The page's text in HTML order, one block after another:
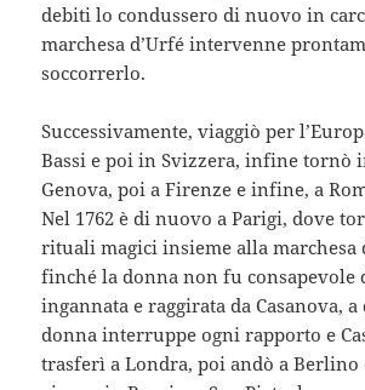
debiti lo condussero di nuovo in
marchesa d’Urfé intervenne
soccorrerlo.
Successivamente, viaggiò per
Bassi e poi in Svizzera, infine tornò
Genova, poi a Firenze e infine, a
Nel 1762 è di nuovo a Parigi, dove
rituali magici insieme alla marchesa
finché la donna non fu consapevole
ingannata e raggirata da Casanova,
donna interruppe ogni rapporto e
trasferì a Londra, poi andò a Berlino